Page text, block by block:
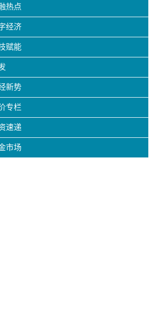
热点
经济
赋能
新势
专栏
速递
市场